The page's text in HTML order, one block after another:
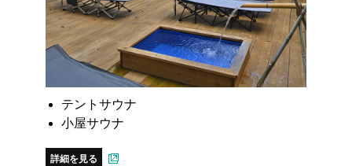
テントサウナ
小屋サウナ
詳細を見る